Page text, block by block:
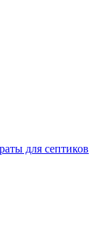
для септиков